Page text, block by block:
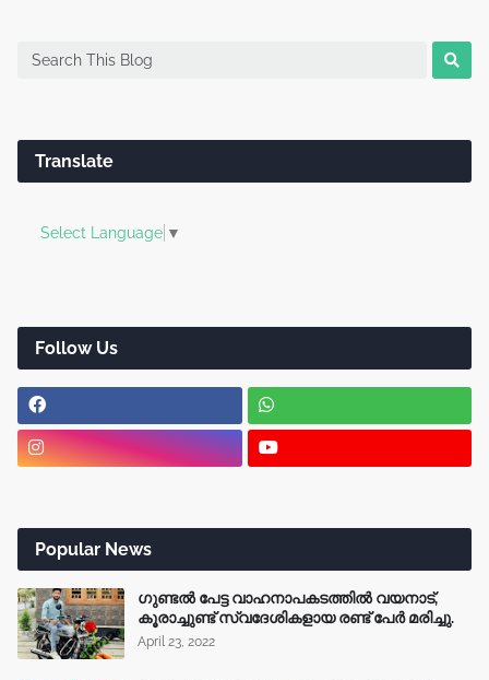
Translate
Select Language ▼
Follow Us
Popular News
ഗുണ്ടൽ പേട്ട വാഹനാപകടത്തിൽ വയനാട്,
കൂരാച്ചുണ്ട് സ്വദേശികളായ രണ്ട് പേർ മരിച്ചു.
April 23, 2022